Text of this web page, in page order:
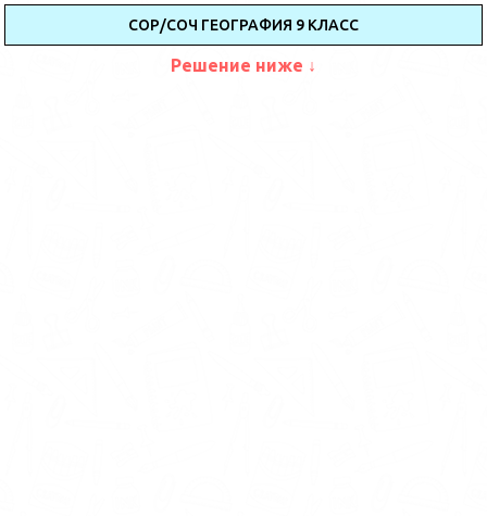
СОР/СОЧ ГЕОГРАФИЯ 9 КЛАСС
Решение ниже ↓